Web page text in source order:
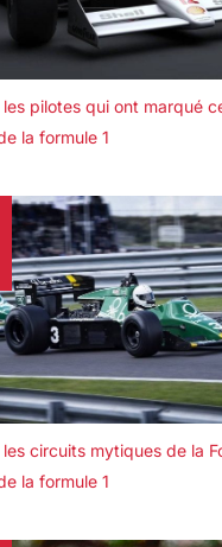
les pilotes qui ont marqué
la formule 1
circuits mytiques de la
la formule 1